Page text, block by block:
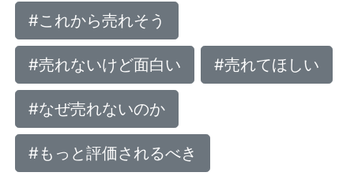
#これから売れそう
#売れないけど面白い #売れてほしい
#なぜ売れないのか
#もっと評価されるべき